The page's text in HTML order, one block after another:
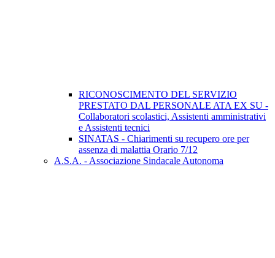
RICONOSCIMENTO DEL SERVIZIO
PRESTATO DAL PERSONALE ATA EX SU -
Collaboratori scolastici, Assistenti amministrativi
e Assistenti tecnici
SINATAS - Chiarimenti su recupero ore per
assenza di malattia Orario 7/12
A.S.A. - Associazione Sindacale Autonoma